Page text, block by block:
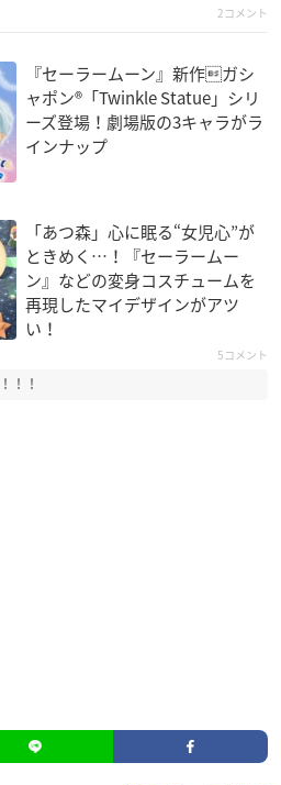
2コメント
『セーラームーン』新作ガシ
ャポン®「Twinkle Statue」シリ
ーズ登場！劇場版の3キャラがラ
インナップ
「あつ森」心に眠る“女児心”が
ときめく…！『セーラームー
ン』などの変身コスチュームを
再現したマイデザインがアツ
い！
5コメント
！！